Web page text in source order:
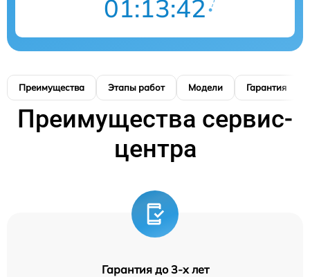
01:13:41
Преимущества Этапы работ Модели Гарантия
Преимущества сервис-
центра
Гарантия до 3-х лет